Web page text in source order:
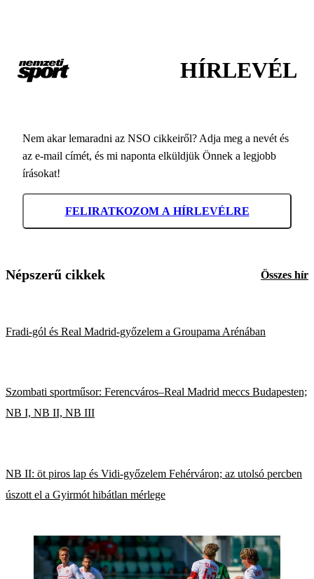
HÍRLEVÉL
Nem akar lemaradni az NSO cikkeiről? Adja meg a nevét és
az e-mail címét, és mi naponta elküldjük Önnek a legjobb
írásokat!
FELIRATKOZOM A HÍRLEVÉLRE
Népszerű cikkek Összes hír
Fradi-gól és Real Madrid-győzelem a Groupama Arénában
Szombati sportműsor: Ferencváros–Real Madrid meccs Budapesten;
NB I, NB II, NB III
NB II: öt piros lap és Vidi-győzelem Fehérváron; az utolsó percben
úszott el a Gyirmót hibátlan mérlege